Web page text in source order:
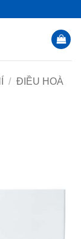
/ ĐIỀU HOÀ